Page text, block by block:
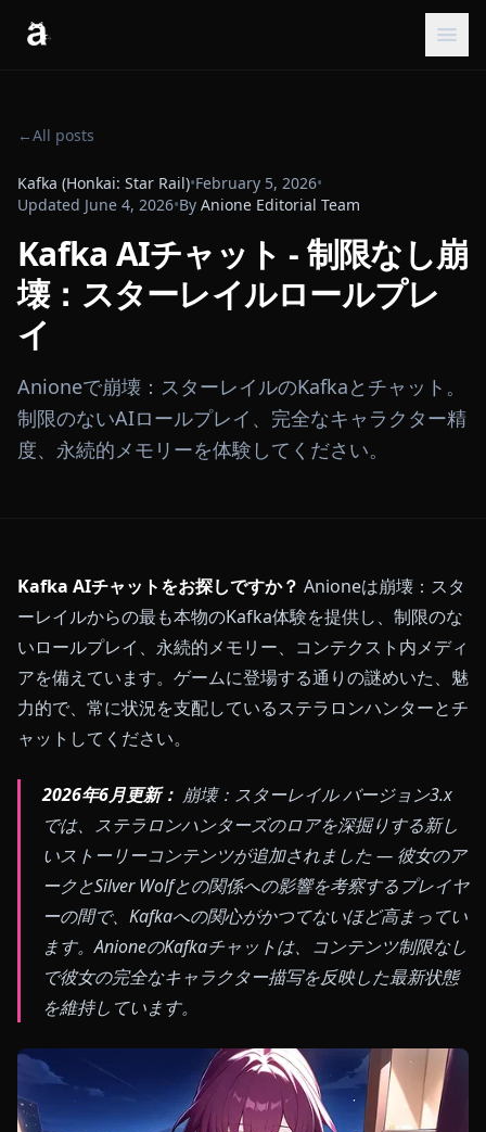
←All posts
Kafka (Honkai: Star Rail)•February 5, 2026•
Updated June 4, 2026•By Anione Editorial Team
Kafka AIチャット - 制限なし崩
壊：スターレイルロールプレ
イ
Anioneで崩壊：スターレイルのKafkaとチャット。
制限のないAIロールプレイ、完全なキャラクター精
度、永続的メモリーを体験してください。
Kafka AIチャットをお探しですか？ Anioneは崩壊：スタ
ーレイルからの最も本物のKafka体験を提供し、制限のな
いロールプレイ、永続的メモリー、コンテクスト内メディ
アを備えています。ゲームに登場する通りの謎めいた、魅
力的で、常に状況を支配しているステラロンハンターとチ
ャットしてください。
2026年6月更新： 崩壊：スターレイル バージョン3.x
では、ステラロンハンターズのロアを深掘りする新し
いストーリーコンテンツが追加されました — 彼女のア
ークとSilver Wolfとの関係への影響を考察するプレイヤ
ーの間で、Kafkaへの関心がかつてないほど高まってい
ます。AnioneのKafkaチャットは、コンテンツ制限なし
で彼女の完全なキャラクター描写を反映した最新状態
を維持しています。